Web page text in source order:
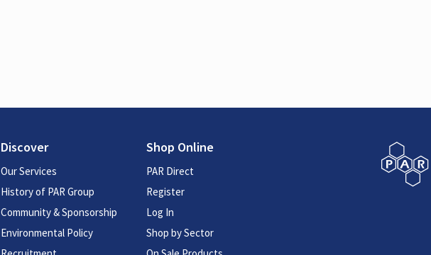
Discover
Our Services
History of PAR Group
Community & Sponsorship
Environmental Policy
Shop Online
PAR Direct
Register
Log In
Shop by Sector